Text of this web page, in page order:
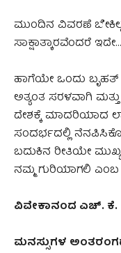
ಮುಂದಿನ ವಿವರಣೆ
ಸಾಕ್ಷಾತ್ಕಾರವೆಂದರೆ
ಹಾಗೆಯೇ ಒಂದು
ಅತ್ಯಂತ ಸರಳವಾಗಿ
ದೇಶಕ್ಕೆ ಮಾದರಿಯಾದ
ಸಂದರ್ಭದಲ್ಲಿ
ಬದುಕಿನ ರೀತಿಯೇ
ನಮ್ಮ ಗುರಿಯಾಗಲಿ
ವಿವೇಕಾನಂದ ಎಚ್. ಕೆ.
ಮನಸ್ಸುಗಳ